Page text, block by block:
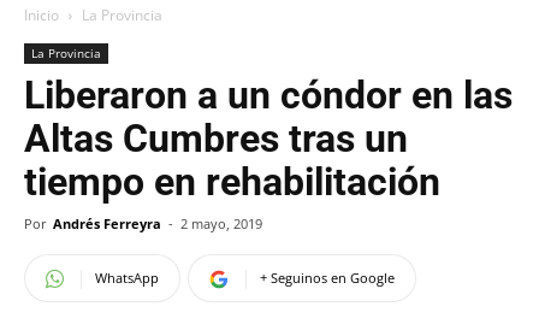
Inicio La Provincia
La Provincia
Liberaron a un cóndor en las
Altas Cumbres tras un
tiempo en rehabilitación
Por Andrés Ferreyra - 2 mayo, 2019
WhatsApp + Seguinos en Google